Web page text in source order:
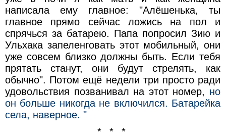
написала ему главное: "Алёшенька, ты
главное прямо сейчас ложись на пол и
спрячься за батарею. Папа попросил Зию и
Ульхака запеленговать этот мобильный, они
уже совсем близко должны быть. Если тебя
прятать станут, они будут стрелять, как
обычно". Потом ещё недели три просто ради
удовольствия позванивал на этот номер, но
он больше никогда не включился. Батарейка
села, наверное. "
* * *